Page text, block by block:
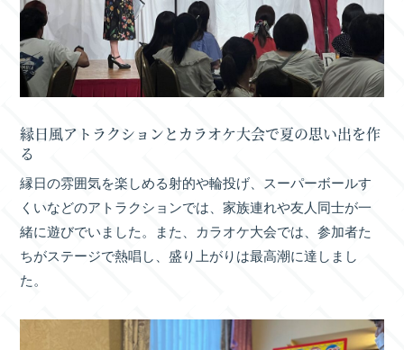
縁日風アトラクションとカラオケ大会で夏の思い出を作
る
縁日の雰囲気を楽しめる射的や輪投げ、スーパーボールす
くいなどのアトラクションでは、家族連れや友人同士が一
緒に遊びでいました。また、カラオケ大会では、参加者た
ちがステージで熱唱し、盛り上がりは最高潮に達しまし
た。